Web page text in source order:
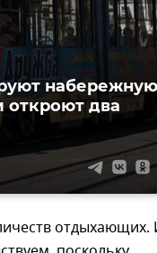
откроют два
отдыхающих.